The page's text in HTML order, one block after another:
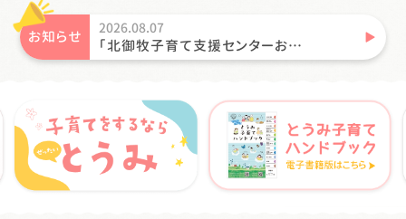
お知らせ 2026.08.07
「北御牧子育て支援センターお… ▶︎